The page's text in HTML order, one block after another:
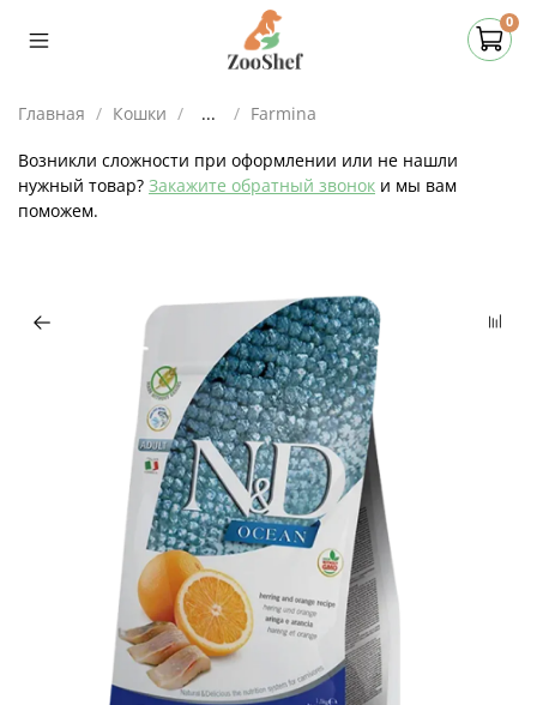
0
Главная Кошки ... Farmina
Возникли сложности при оформлении или не нашли
нужный товар? Закажите обратный звонок и мы вам
поможем.